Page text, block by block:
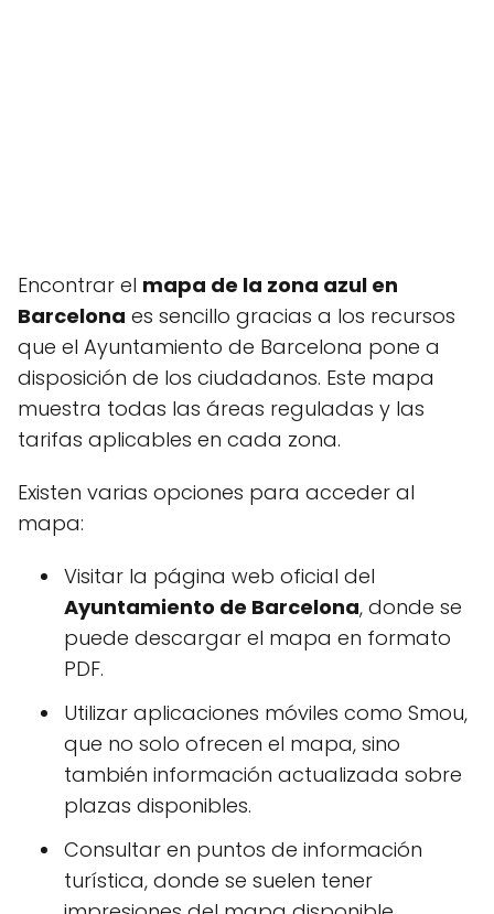
Encontrar el mapa de la zona azul en
Barcelona es sencillo gracias a los recursos
que el Ayuntamiento de Barcelona pone a
disposición de los ciudadanos. Este mapa
muestra todas las áreas reguladas y las
tarifas aplicables en cada zona.
Existen varias opciones para acceder al
mapa:
Visitar la página web oficial del
Ayuntamiento de Barcelona, donde se
puede descargar el mapa en formato
PDF.
Utilizar aplicaciones móviles como Smou,
que no solo ofrecen el mapa, sino
también información actualizada sobre
plazas disponibles.
Consultar en puntos de información
turística, donde se suelen tener